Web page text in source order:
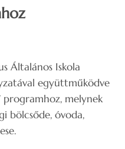
Általános Iskola
együttműködve
programhoz, melynek
bölcsőde, óvoda,